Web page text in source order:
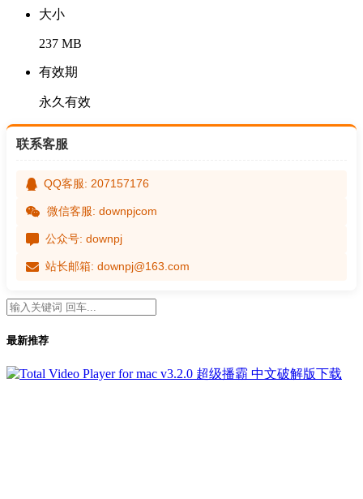
大小
237 MB
有效期
永久有效
联系客服
QQ客服: 207157176
微信客服: downpjcom
公众号: downpj
站长邮箱: downpj@163.com
最新推荐